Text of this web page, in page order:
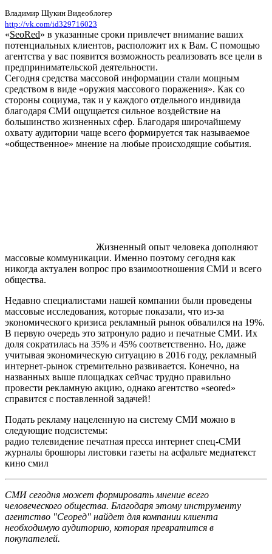
Владимир Щукин Видеоблогер
http://vk.com/id329716023
«SeoRed» в указанные сроки привлечет внимание ваших
потенциальных клиентов, расположит их к Вам. С помощью
агентства у вас появится возможность реализовать все цели в
предпринимательской деятельности.
Сегодня средства массовой информации стали мощным
средством в виде «оружия массового поражения». Как со
стороны социума, так и у каждого отдельного индивида
благодаря СМИ ощущается сильное воздействие на
большинство жизненных сфер. Благодаря широчайшему
охвату аудитории чаще всего формируется так называемое
«общественное» мнение на любые происходящие события.
Жизненный опыт человека дополняют
массовые коммуникации. Именно поэтому сегодня как
никогда актуален вопрос про взаимоотношения СМИ и всего
общества.
Недавно специалистами нашей компании были проведены
массовые исследования, которые показали, что из-за
экономического кризиса рекламный рынок обвалился на 19%.
В первую очередь это затронуло радио и печатные СМИ. Их
доля сократилась на 35% и 45% соответственно. Но, даже
учитывая экономическую ситуацию в 2016 году, рекламный
интернет-рынок стремительно развивается. Конечно, на
названных выше площадках сейчас трудно правильно
провести рекламную акцию, однако агентство «seored»
справится с поставленной задачей!
Подать рекламу нацеленную на систему СМИ можно в
следующие подсистемы:
радио телевидение печатная пресса интернет спец-СМИ
журналы брошюры листовки газеты на асфальте медиатекст
кино смил
СМИ сегодня может формировать мнение всего
человеческого общества. Благодаря этому инструменту
агентство "Сеоред" найдет для компании клиента
необходимую аудиторию, которая превратится в
покупателей.